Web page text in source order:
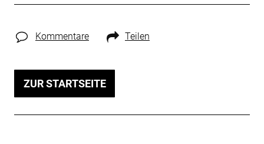
Kommentare Teilen
ZUR STARTSEITE